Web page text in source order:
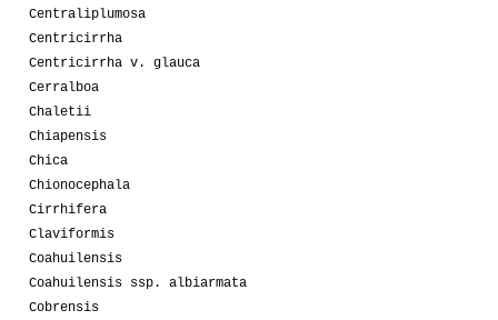
Centraliplumosa
Centricirrha
Centricirrha v. glauca
Cerralboa
Chaletii
Chiapensis
Chica
Chionocephala
Cirrhifera
Claviformis
Coahuilensis
Coahuilensis ssp. albiarmata
Cobrensis